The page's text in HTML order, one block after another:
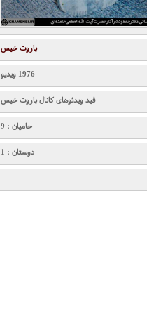
باروت خیس
1976 ویدیو
فید ویدئوهای کانال باروت خیس
حامیان : 9
دوستان : 1